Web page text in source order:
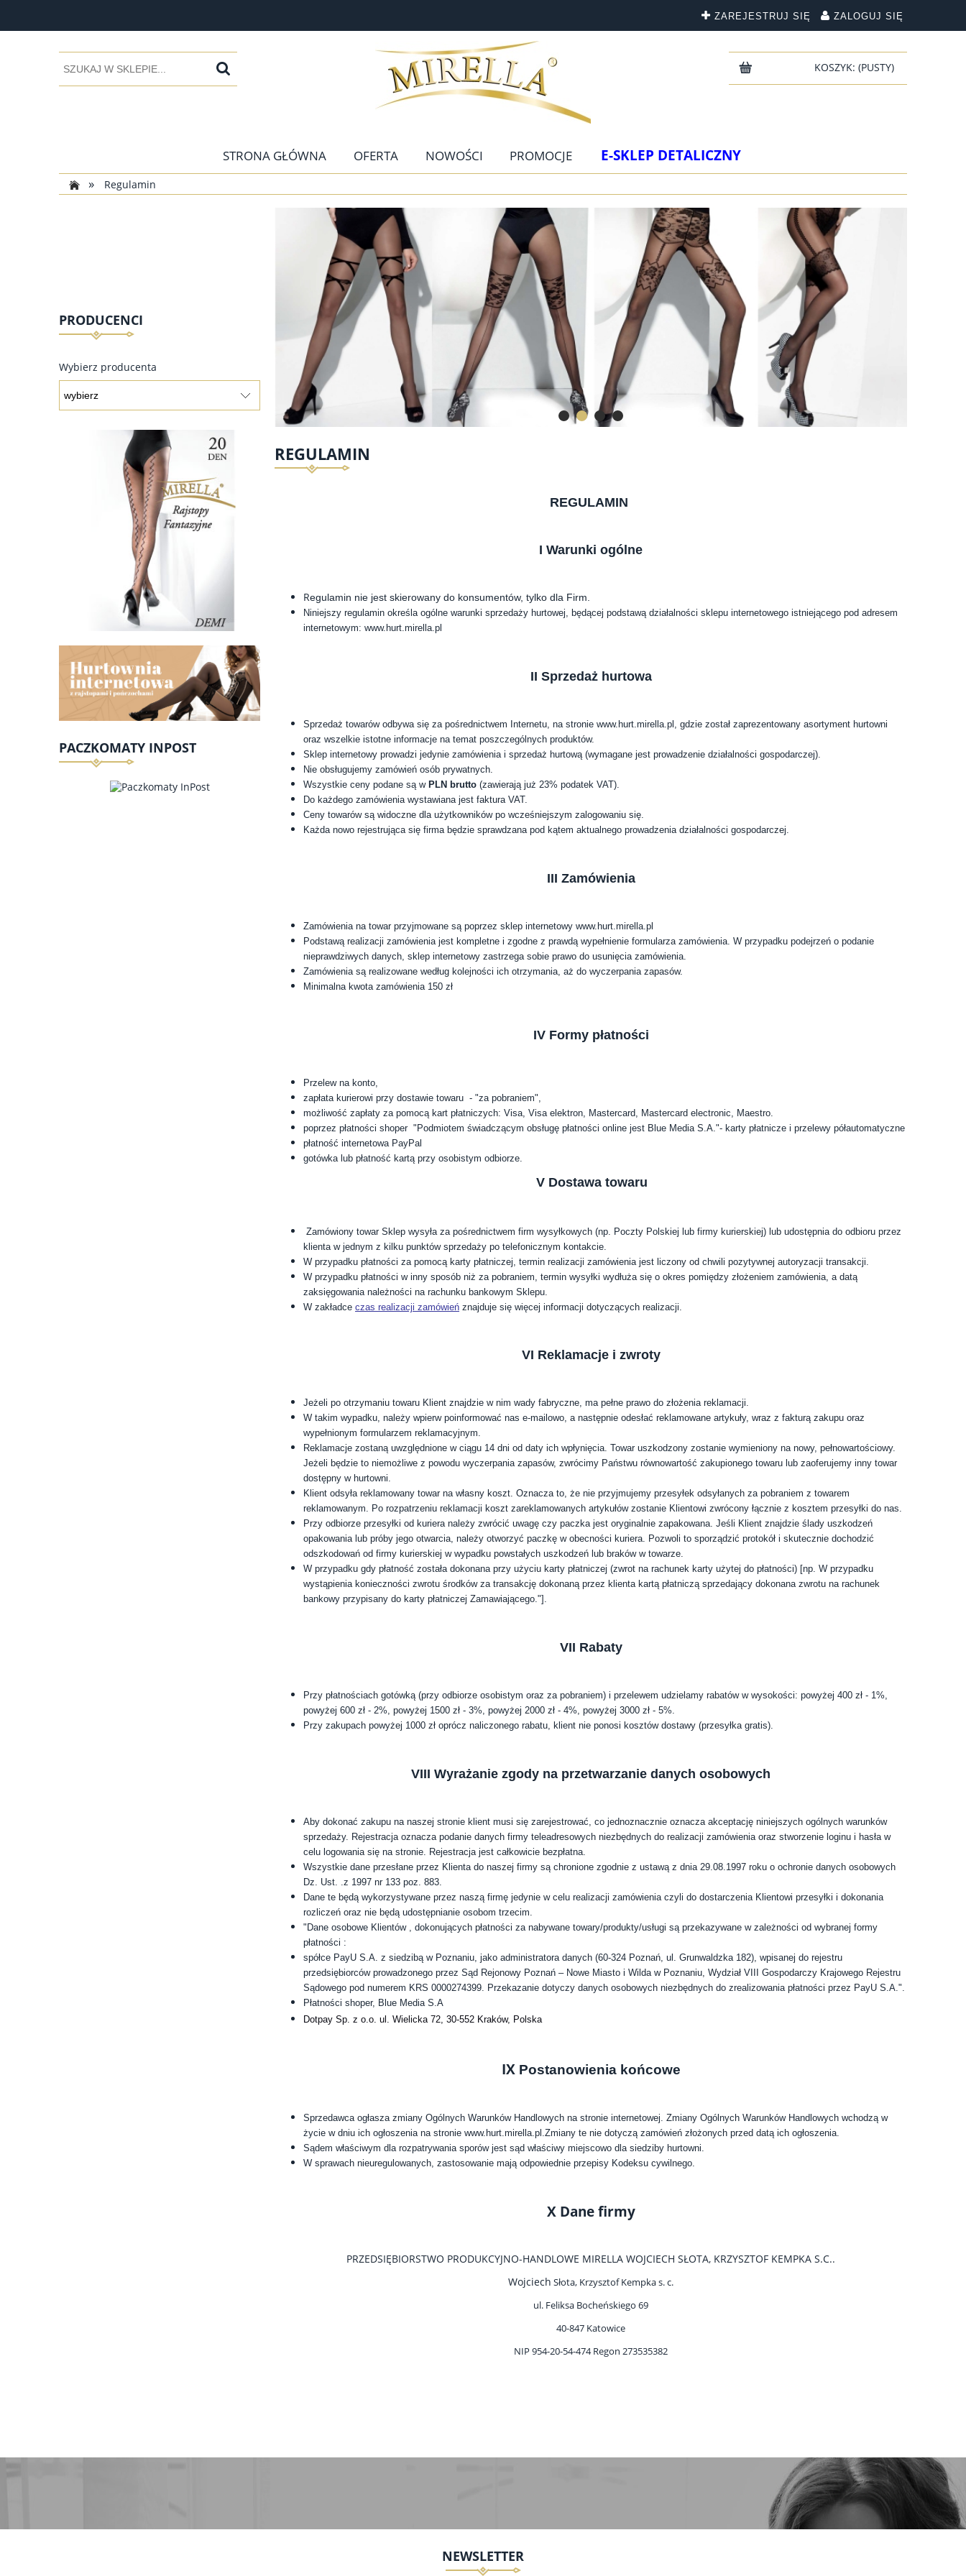
ZAREJESTRUJ SIĘ ZALOGUJ SIĘ
KOSZYK: (PUSTY)
STRONA GŁÓWNA OFERTA NOWOŚCI PROMOCJE E-SKLEP DETALICZNY
» Regulamin
PRODUCENCI
Wybierz producenta
PACZKOMATY INPOST
REGULAMIN
REGULAMIN
I Warunki ogólne
Regulamin nie jest skierowany do konsumentów, tylko dla Firm.
Niniejszy regulamin określa ogólne warunki sprzedaży hurtowej, będącej podstawą działalności sklepu internetowego istniejącego pod adresem
internetowym: www.hurt.mirella.pl
II Sprzedaż hurtowa
Sprzedaż towarów odbywa się za pośrednictwem Internetu, na stronie www.hurt.mirella.pl, gdzie został zaprezentowany asortyment hurtowni
oraz wszelkie istotne informacje na temat poszczególnych produktów.
Sklep internetowy prowadzi jedynie zamówienia i sprzedaż hurtową (wymagane jest prowadzenie działalności gospodarczej).
Nie obsługujemy zamówień osób prywatnych.
Wszystkie ceny podane są w PLN brutto (zawierają już 23% podatek VAT).
Do każdego zamówienia wystawiana jest faktura VAT.
Ceny towarów są widoczne dla użytkowników po wcześniejszym zalogowaniu się.
Każda nowo rejestrująca się firma będzie sprawdzana pod kątem aktualnego prowadzenia działalności gospodarczej.
III Zamówienia
Zamówienia na towar przyjmowane są poprzez sklep internetowy www.hurt.mirella.pl
Podstawą realizacji zamówienia jest kompletne i zgodne z prawdą wypełnienie formularza zamówienia. W przypadku podejrzeń o podanie
nieprawdziwych danych, sklep internetowy zastrzega sobie prawo do usunięcia zamówienia.
Zamówienia są realizowane według kolejności ich otrzymania, aż do wyczerpania zapasów.
Minimalna kwota zamówienia 150 zł
IV Formy płatności
Przelew na konto,
zapłata kurierowi przy dostawie towaru - "za pobraniem",
możliwość zapłaty za pomocą kart płatniczych: Visa, Visa elektron, Mastercard, Mastercard electronic, Maestro.
poprzez płatności shoper "Podmiotem świadczącym obsługę płatności online jest Blue Media S.A."- karty płatnicze i przelewy półautomatyczne
płatność internetowa PayPal
gotówka lub płatność kartą przy osobistym odbiorze.
V Dostawa towaru
Zamówiony towar Sklep wysyła za pośrednictwem firm wysyłkowych (np. Poczty Polskiej lub firmy kurierskiej) lub udostępnia do odbioru przez
klienta w jednym z kilku punktów sprzedaży po telefonicznym kontakcie.
W przypadku płatności za pomocą karty płatniczej, termin realizacji zamówienia jest liczony od chwili pozytywnej autoryzacji transakcji.
W przypadku płatności w inny sposób niż za pobraniem, termin wysyłki wydłuża się o okres pomiędzy złożeniem zamówienia, a datą
zaksięgowania należności na rachunku bankowym Sklepu.
W zakładce czas realizacji zamówień znajduje się więcej informacji dotyczących realizacji.
VI Reklamacje i zwroty
Jeżeli po otrzymaniu towaru Klient znajdzie w nim wady fabryczne, ma pełne prawo do złożenia reklamacji.
W takim wypadku, należy wpierw poinformować nas e-mailowo, a następnie odesłać reklamowane artykuły, wraz z fakturą zakupu oraz
wypełnionym formularzem reklamacyjnym.
Reklamacje zostaną uwzględnione w ciągu 14 dni od daty ich wpłynięcia. Towar uszkodzony zostanie wymieniony na nowy, pełnowartościowy.
Jeżeli będzie to niemożliwe z powodu wyczerpania zapasów, zwrócimy Państwu równowartość zakupionego towaru lub zaoferujemy inny towar
dostępny w hurtowni.
Klient odsyła reklamowany towar na własny koszt. Oznacza to, że nie przyjmujemy przesyłek odsyłanych za pobraniem z towarem
reklamowanym. Po rozpatrzeniu reklamacji koszt zareklamowanych artykułów zostanie Klientowi zwrócony łącznie z kosztem przesyłki do nas.
Przy odbiorze przesyłki od kuriera należy zwrócić uwagę czy paczka jest oryginalnie zapakowana. Jeśli Klient znajdzie ślady uszkodzeń
opakowania lub próby jego otwarcia, należy otworzyć paczkę w obecności kuriera. Pozwoli to sporządzić protokół i skutecznie dochodzić
odszkodowań od firmy kurierskiej w wypadku powstałych uszkodzeń lub braków w towarze.
W przypadku gdy płatność została dokonana przy użyciu karty płatniczej (zwrot na rachunek karty użytej do płatności) [np. W przypadku
wystąpienia konieczności zwrotu środków za transakcję dokonaną przez klienta kartą płatniczą sprzedający dokonana zwrotu na rachunek
bankowy przypisany do karty płatniczej Zamawiającego."].
VII Rabaty
Przy płatnościach gotówką (przy odbiorze osobistym oraz za pobraniem) i przelewem udzielamy rabatów w wysokości: powyżej 400 zł - 1%,
powyżej 600 zł - 2%, powyżej 1500 zł - 3%, powyżej 2000 zł - 4%, powyżej 3000 zł - 5%.
Przy zakupach powyżej 1000 zł oprócz naliczonego rabatu, klient nie ponosi kosztów dostawy (przesyłka gratis).
VIII Wyrażanie zgody na przetwarzanie danych osobowych
Aby dokonać zakupu na naszej stronie klient musi się zarejestrować, co jednoznacznie oznacza akceptację niniejszych ogólnych warunków
sprzedaży. Rejestracja oznacza podanie danych firmy teleadresowych niezbędnych do realizacji zamówienia oraz stworzenie loginu i hasła w
celu logowania się na stronie. Rejestracja jest całkowicie bezpłatna.
Wszystkie dane przesłane przez Klienta do naszej firmy są chronione zgodnie z ustawą z dnia 29.08.1997 roku o ochronie danych osobowych
Dz. Ust. .z 1997 nr 133 poz. 883.
Dane te będą wykorzystywane przez naszą firmę jedynie w celu realizacji zamówienia czyli do dostarczenia Klientowi przesyłki i dokonania
rozliczeń oraz nie będą udostępnianie osobom trzecim.
"Dane osobowe Klientów , dokonujących płatności za nabywane towary/produkty/usługi są przekazywane w zależności od wybranej formy
płatności :
spółce PayU S.A. z siedzibą w Poznaniu, jako administratora danych (60-324 Poznań, ul. Grunwaldzka 182), wpisanej do rejestru
przedsiębiorców prowadzonego przez Sąd Rejonowy Poznań – Nowe Miasto i Wilda w Poznaniu, Wydział VIII Gospodarczy Krajowego Rejestru
Sądowego pod numerem KRS 0000274399. Przekazanie dotyczy danych osobowych niezbędnych do zrealizowania płatności przez PayU S.A.".
Płatności shoper, Blue Media S.A
Dotpay Sp. z o.o. ul. Wielicka 72, 30-552 Kraków, Polska
IX Postanowienia końcowe
Sprzedawca ogłasza zmiany Ogólnych Warunków Handlowych na stronie internetowej. Zmiany Ogólnych Warunków Handlowych wchodzą w
życie w dniu ich ogłoszenia na stronie www.hurt.mirella.pl. Zmiany te nie dotyczą zamówień złożonych przed datą ich ogłoszenia.
Sądem właściwym dla rozpatrywania sporów jest sąd właściwy miejscowo dla siedziby hurtowni.
W sprawach nieuregulowanych, zastosowanie mają odpowiednie przepisy Kodeksu cywilnego.
X Dane firmy
PRZEDSIĘBIORSTWO PRODUKCYJNO-HANDLOWE MIRELLA WOJCIECH SŁOTA, KRZYSZTOF KEMPKA S.C..
Wojciech Słota, Krzysztof Kempka s. c.
ul. Feliksa Bocheńskiego 69
40-847 Katowice
NIP 954-20-54-474 Regon 273535382
NEWSLETTER